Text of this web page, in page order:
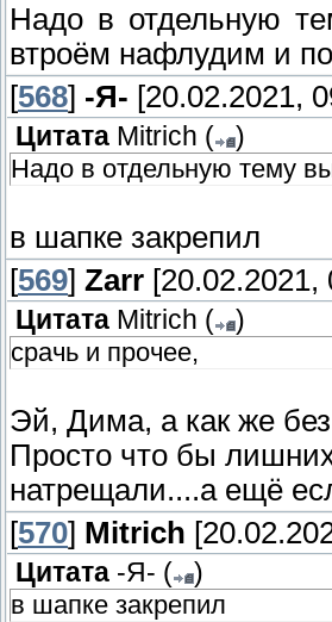
Надо в отдельную
втроём нафлудим и
[568] -Я- [20.02.2021,
Цитата Mitrich (
)
Надо в отдельную тему
в шапке закрепил
[569] Zarr [20.02.2021,
Цитата Mitrich (
)
срачь и прочее,
Эй, Дима, а как же
Просто что бы
натрещали....а ещё
[570] Mitrich
Цитата -Я- (
)
в шапке закрепил